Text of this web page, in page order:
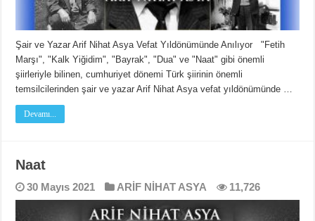
Şair ve Yazar Arif Nihat Asya Vefat Yıldönümünde Anılıyor "Fetih
Marşı", "Kalk Yiğidim", "Bayrak", "Dua" ve "Naat" gibi önemli
şiirleriyle bilinen, cumhuriyet dönemi Türk şiirinin önemli
temsilcilerinden şair ve yazar Arif Nihat Asya vefat yıldönümünde …
Devamı...
Naat
30 Mayıs 2021 ARİF NİHAT ASYA 11,726